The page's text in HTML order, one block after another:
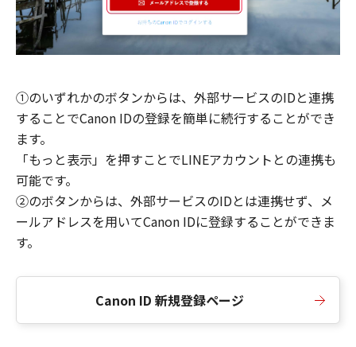
①のいずれかのボタンからは、外部サービスのIDと連携
することでCanon IDの登録を簡単に続行することができ
ます。
「もっと表示」を押すことでLINEアカウントとの連携も
可能です。
②のボタンからは、外部サービスのIDとは連携せず、メ
ールアドレスを用いてCanon IDに登録することができま
す。
Canon ID 新規登録ページ